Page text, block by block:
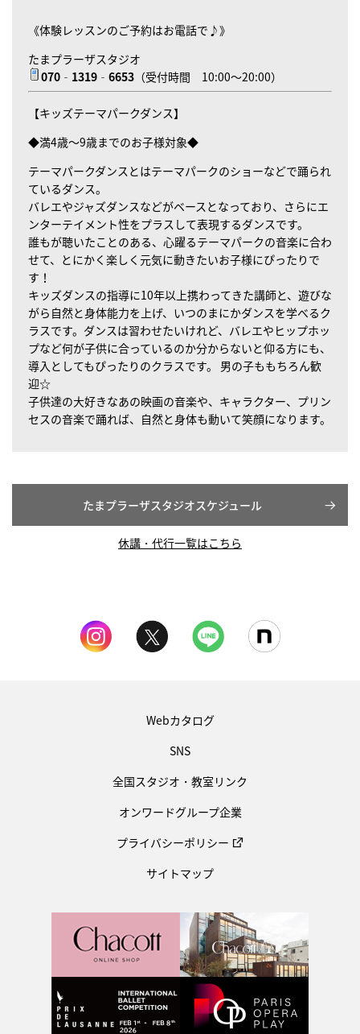
《体験レッスンのご予約はお電話で♪》
たまプラーザスタジオ
070‐1319‐6653 （受付時間 10:00～20:00）
【キッズテーマパークダンス】
◆満4歳～9歳までのお子様対象◆
テーマパークダンスとはテーマパークのショーなどで踊られ
ているダンス。
バレエやジャズダンスなどがベースとなっており、さらにエ
ンターテイメント性をプラスして表現するダンスです。
誰もが聴いたことのある、心躍るテーマパークの音楽に合わ
せて、とにかく楽しく元気に動きたいお子様にぴったりで
す！
キッズダンスの指導に10年以上携わってきた講師と、遊びな
がら自然と身体能力を上げ、いつのまにかダンスを学べるク
ラスです。ダンスは習わせたいけれど、バレエやヒップホッ
プなど何が子供に合っているのか分からないと仰る方にも、
導入としてもぴったりのクラスです。 男の子ももちろん歓
迎☆
子供達の大好きなあの映画の音楽や、キャラクター、プリン
セスの音楽で踊れば、自然と身体も動いて笑顔になります。
たまプラーザスタジオスケジュール
休講・代行一覧はこちら
Webカタログ
SNS
全国スタジオ・教室リンク
オンワードグループ企業
プライバシーポリシー
サイトマップ